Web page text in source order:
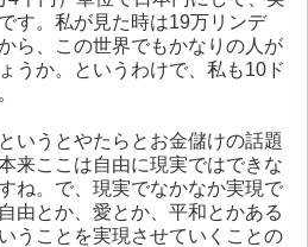
す。私が見た時は19万リンデ
ら、この世界でもかなりの人が
うか。というわけで、私も10ド
いうとやたらとお金儲けの話題
来ここは自由に現実ではできな
ね。で、現実でなかなか実現で
由とか、愛とか、平和とかある
うことを実現させていくことの